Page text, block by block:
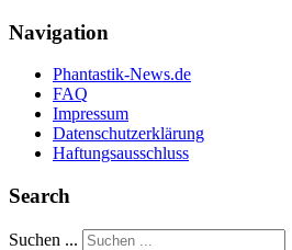
Navigation
Phantastik-News.de
FAQ
Impressum
Datenschutzerklärung
Haftungsausschluss
Search
Suchen ...